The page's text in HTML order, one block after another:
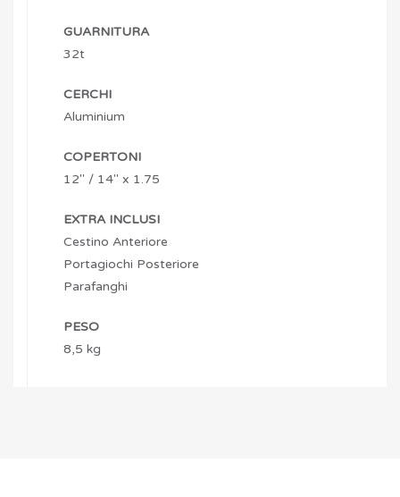
GUARNITURA
32t
CERCHI
Aluminium
COPERTONI
12″ / 14″ x 1.75
EXTRA INCLUSI
Cestino Anteriore
Portagiochi Posteriore
Parafanghi
PESO
8,5 kg